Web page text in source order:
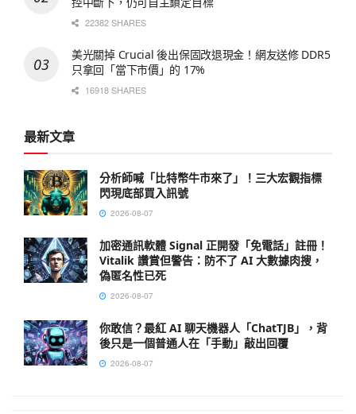
22382 SHARES
美光關掉 Crucial 後出保固改退現金！網友送修 DDR5
只拿回「當下市價」的 17%
16918 SHARES
最新文章
分析師喊「比特幣牛市來了」！三大宏觀指標
閃現底部買入訊號
2026-08-07
加密通訊軟體 Signal 正開發「免電話」註冊！
Vitalik 讚賞但警告：防不了 AI 大數據肉搜，
偽匿名性已死
2026-08-07
你敢信？最紅 AI 聊天機器人「ChatTJB」，背
後只是一個普通人在「手動」敲出回覆
2026-08-07